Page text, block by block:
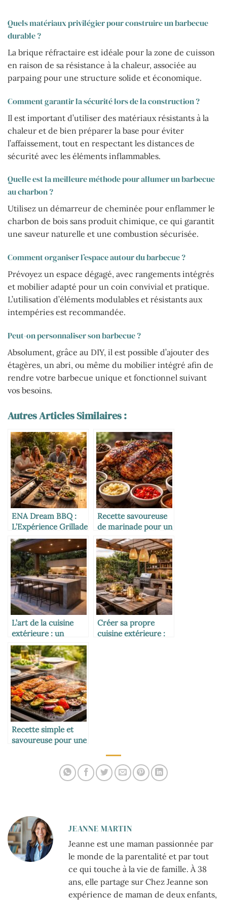
Quels matériaux privilégier pour construire un barbecue
durable ?
La brique réfractaire est idéale pour la zone de cuisson
en raison de sa résistance à la chaleur, associée au
parpaing pour une structure solide et économique.
Comment garantir la sécurité lors de la construction ?
Il est important d’utiliser des matériaux résistants à la
chaleur et de bien préparer la base pour éviter
l’affaissement, tout en respectant les distances de
sécurité avec les éléments inflammables.
Quelle est la meilleure méthode pour allumer un barbecue
au charbon ?
Utilisez un démarreur de cheminée pour enflammer le
charbon de bois sans produit chimique, ce qui garantit
une saveur naturelle et une combustion sécurisée.
Comment organiser l’espace autour du barbecue ?
Prévoyez un espace dégagé, avec rangements intégrés
et mobilier adapté pour un coin convivial et pratique.
L’utilisation d’éléments modulables et résistants aux
intempéries est recommandée.
Peut-on personnaliser son barbecue ?
Absolument, grâce au DIY, il est possible d’ajouter des
étagères, un abri, ou même du mobilier intégré afin de
rendre votre barbecue unique et fonctionnel suivant
vos besoins.
Autres Articles Similaires :
ENA Dream BBQ :
L’Expérience Grillade
Ultime à Ne Pas
Manquer
Recette savoureuse
de marinade pour un
poulet barbecue
succulent
L’art de la cuisine
extérieure : un
design moderne et
fonctionnel
Créer sa propre
cuisine extérieure :
Recette simple et
savoureuse pour une
JEANNE MARTIN
Jeanne est une maman passionnée par
le monde de la parentalité et par tout
ce qui touche à la vie de famille. À 38
ans, elle partage sur Chez Jeanne son
expérience de maman de deux enfants,